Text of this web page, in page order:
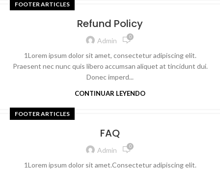
FOOTER ARTICLES
Refund Policy
Admin 0
1Lorem ipsum dolor sit amet, consectetur adipiscing elit.
Praesent nec nunc quis libero accumsan aliquet at tincidunt dui.
Donec imperd...
CONTINUAR LEYENDO
FOOTER ARTICLES
FAQ
Admin 0
1Lorem ipsum dolor sit amet.Consectetur adipiscing elit.